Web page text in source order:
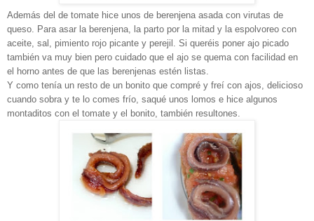
Además del de tomate hice unos de berenjena asada con virutas de
queso. Para asar la berenjena, la parto por la mitad y la espolvoreo con
aceite, sal, pimiento rojo picante y perejil. Si queréis poner ajo picado
también va muy bien pero cuidado que el ajo se quema con facilidad en
el horno antes de que las berenjenas estén listas.
Y como tenía un resto de un bonito que compré y freí con ajos, delicioso
cuando sobra y te lo comes frío, saqué unos lomos e hice algunos
montaditos con el tomate y el bonito, también resultones.